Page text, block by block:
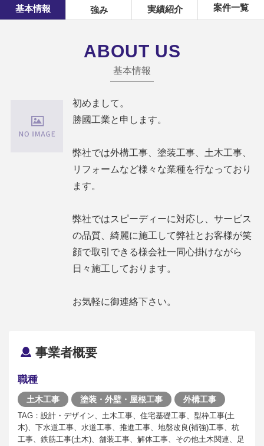
基本情報 強み 実績紹介 案件一覧
ABOUT US
基本情報
初めまして。
勝國工業と申します。
弊社では外構工事、塗装工事、土木工事、
リフォームなど様々な業種を行なっており
ます。
弊社ではスピーディーに対応し、サービス
の品質、綺麗に施工して弊社とお客様が笑
顔で取引できる様会社一同心掛けながら
日々施工しております。
お気軽に御連絡下さい。
事業者概要
職種
土木工事 塗装・外壁・屋根工事 外構工事
TAG：設計・デザイン、土木工事、住宅基礎工事、型枠工事(土
木)、下水道工事、水道工事、推進工事、地盤改良(補強)工事、杭
工事、鉄筋工事(土木)、舗装工事、解体工事、その他土木関連、足